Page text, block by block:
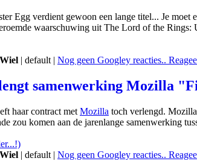
Egg verdient gewoon een lange titel... Je
waarschuwing uit The Lord of the
| default | Nog geen Googley reacties..
samenwerking Mozilla
haar contract met Mozilla toch verlengd.
zou komen aan de jarenlange samenwerking
| default | Nog geen Googley reacties..